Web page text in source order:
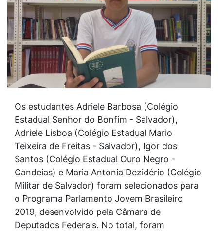
Os estudantes Adriele Barbosa (Colégio
Estadual Senhor do Bonfim - Salvador),
Adriele Lisboa (Colégio Estadual Mario
Teixeira de Freitas - Salvador), Igor dos
Santos (Colégio Estadual Ouro Negro -
Candeias) e Maria Antonia Dezidério (Colégio
Militar de Salvador) foram selecionados para
o Programa Parlamento Jovem Brasileiro
2019, desenvolvido pela Câmara de
Deputados Federais. No total, foram